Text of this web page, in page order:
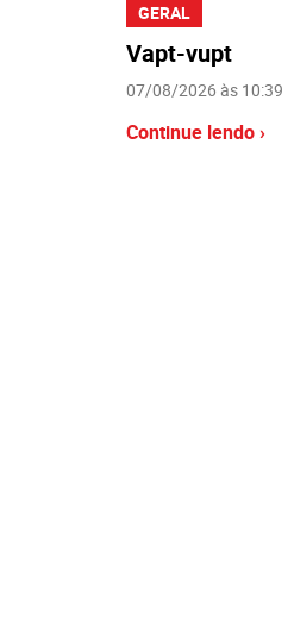
GERAL
Vapt-vupt
07/08/2026 às 10:39
Continue lendo ›